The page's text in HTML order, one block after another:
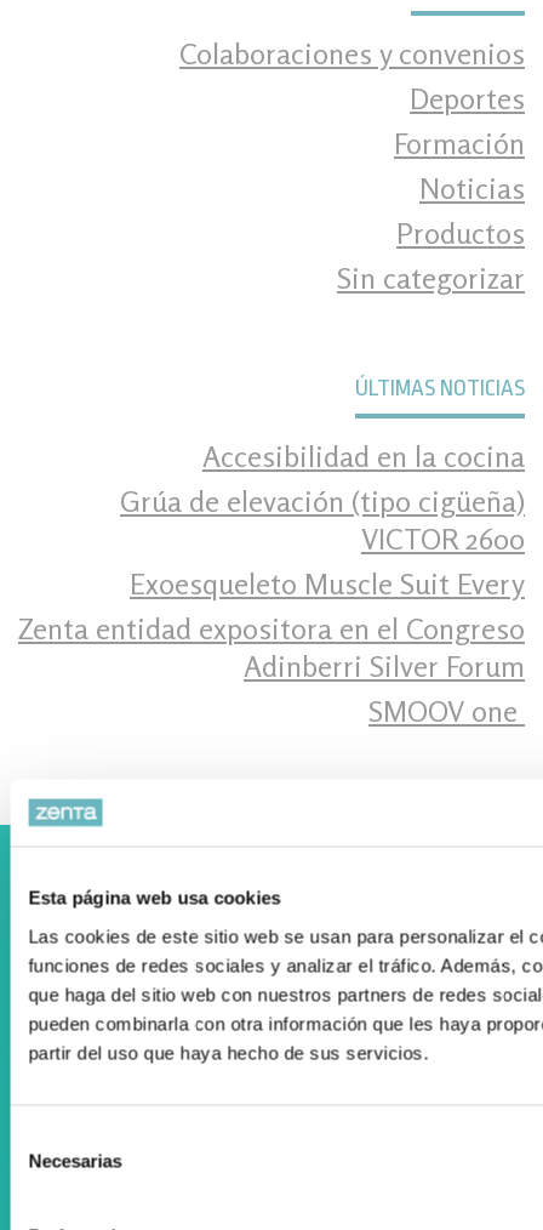
Esta página web usa cookies
Las cookies de este sitio web se usan para personalizar el
funciones de redes sociales y analizar el tráfico. Además,
que haga del sitio web con nuestros partners de redes
pueden combinarla con otra información que les haya
partir del uso que haya hecho de sus servicios.
Necesarias
Colaboraciones y convenios
Deportes
Formación
Noticias
Productos
Sin categorizar
ÚLTIMAS NOTICIAS
Accesibilidad en la cocina
Grúa de elevación (tipo cigüeña)
VICTOR 2600
Exoesqueleto Muscle Suit Every
Zenta entidad expositora en el Congreso
Adinberri Silver Forum
SMOOV one ‍
Registro Publicidad Sanitaria: 93/19
Política de cookies